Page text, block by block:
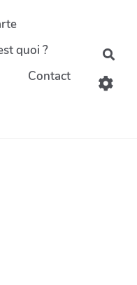
quoi ?
Contact